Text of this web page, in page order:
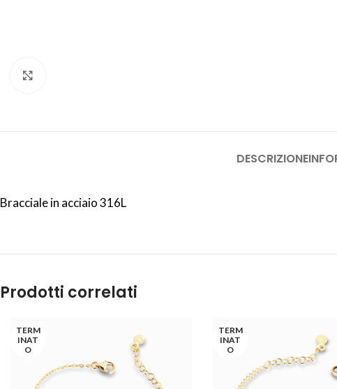
DESCRIZIONE
Bracciale in acciaio 316L
Prodotti correlati
TERM
INAT
O
TERM
INAT
O